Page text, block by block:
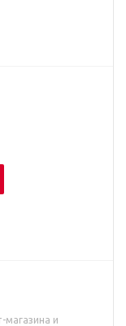
магазина и